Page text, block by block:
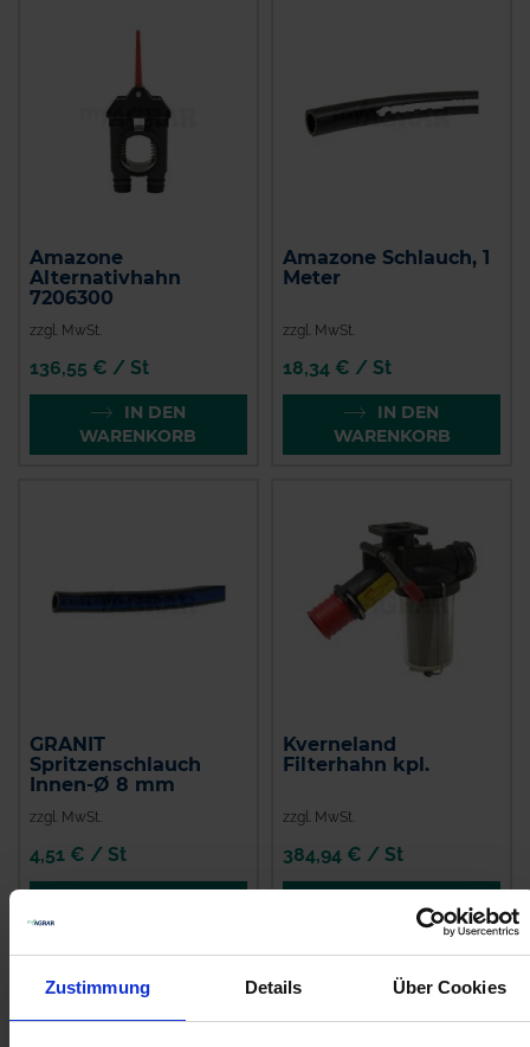
Zustimmung Details Über Cookies
Amazone
Alternativhahn
7206300
zzgl. MwSt.
136,55 € / St
IN DEN
WARENKORB
Amazone Schlauch, 1
Meter
zzgl. MwSt.
18,34 € / St
IN DEN
WARENKORB
GRANIT
Spritzenschlauch
Innen-Ø 8 mm
zzgl. MwSt.
4,51 € / St
Kverneland
Filterhahn kpl.
zzgl. MwSt.
384,94 € / St
WARENKORB
Anmelden für Ihren persönlichen Preis